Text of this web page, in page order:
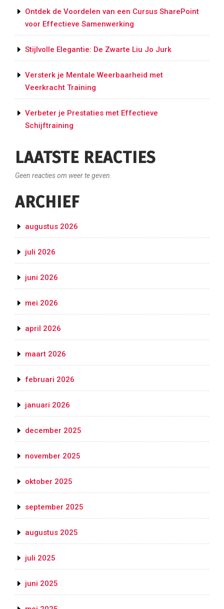
Ontdek de Voordelen van een Cursus SharePoint
voor Effectieve Samenwerking
Stijlvolle Elegantie: De Zwarte Liu Jo Jurk
Versterk je Mentale Weerbaarheid met
Veerkracht Training
Verbeter je Prestaties met Effectieve
Schijftraining
LAATSTE REACTIES
Geen reacties om weer te geven.
ARCHIEF
augustus 2026
juli 2026
juni 2026
mei 2026
april 2026
maart 2026
februari 2026
januari 2026
december 2025
november 2025
oktober 2025
september 2025
augustus 2025
juli 2025
juni 2025